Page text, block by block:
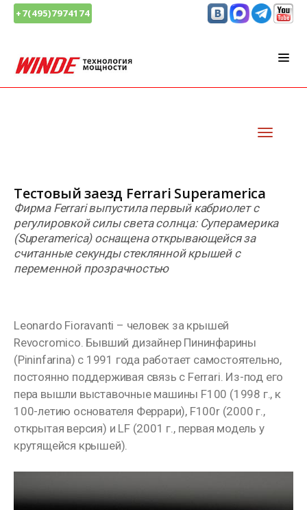
+7(495)7974174
Тестовый заезд Ferrari Superamerica
Фирма Ferrari выпустила первый кабриолет с
регулировкой силы света солнца: Суперамерика
(Superamerica) оснащена открывающейся за
считанные секунды стеклянной крышей с
переменной прозрачностью
Leonardo Fioravanti – человек за крышей
Revocromico. Бывший дизайнер Пининфарины
(Pininfarina) с 1991 года работает самостоятельно,
постоянно поддерживая связь с Ferrari. Из-под его
пера вышли выставочные машины F100 (1998 г., к
100-летию основателя Феррари), F100r (2000 г.,
открытая версия) и LF (2001 г., первая модель у
крутящейся крышей).